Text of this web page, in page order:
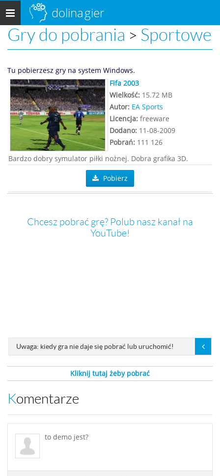
Menu
główne
dolinagier
Gry do pobrania > Sportowe
Tu pobierzesz gry na system Windows.
Fifa 2003
Wielkość: 15.72 MB
Autor: EA Sports
Licencja: freeware
Dodano: 11-08-2009
Pobrań: 111 126
Bardzo dobry symulator piłki nożnej. Dobra grafika 3D.
Pobierz
Chcesz pobrać grę? Polub nasz kanał na
YouTube!
Uwaga: kiedy gra nie daje się pobrać lub uruchomić!
Kliknij tutaj żeby pobrać
Komentarze
to demo jest?